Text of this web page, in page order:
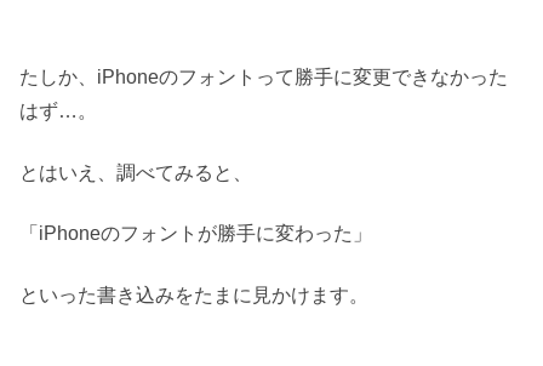
たしか、iPhoneのフォントって勝手に変更できなかった
はず…。
とはいえ、調べてみると、
「iPhoneのフォントが勝手に変わった」
といった書き込みをたまに見かけます。